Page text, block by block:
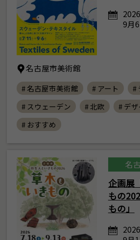
9月
名古屋市美術館
# 名古屋市美術館 # アート
#
# スウェーデン
# 北欧
# デ
# おすすめ
名
企画展
もの
もの」